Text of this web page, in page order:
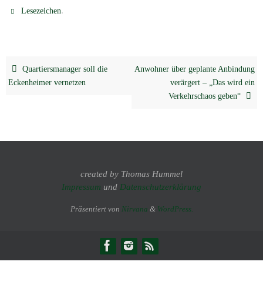
Lesezeichen.
Quartiersmanager soll die
Eckenheimer vernetzen
Anwohner über geplante Anbindung
verärgert – „Das wird ein
Verkehrschaos geben“
created by Thomas Hummel
Impressum und Datenschutzerklärung
Präsentiert von Nirvana & WordPress.